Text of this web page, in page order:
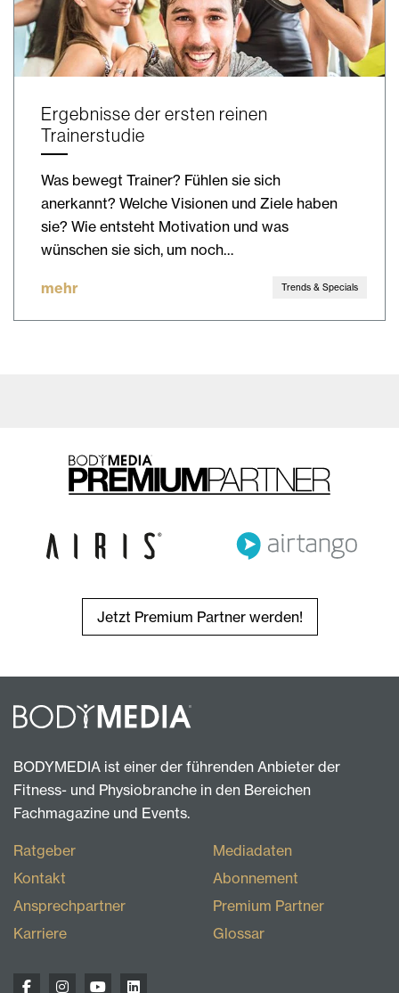
Ergebnisse der ersten reinen
Trainerstudie
Was bewegt Trainer? Fühlen sie sich
anerkannt? Welche Visionen und Ziele haben
sie? Wie entsteht Motivation und was
wünschen sie sich, um noch…
mehr Trends & Specials
Jetzt Premium Partner werden!
BODYMEDIA ist einer der führenden Anbieter der
Fitness- und Physiobranche in den Bereichen
Fachmagazine und Events.
Ratgeber
Kontakt
Ansprechpartner
Karriere
Mediadaten
Abonnement
Premium Partner
Glossar